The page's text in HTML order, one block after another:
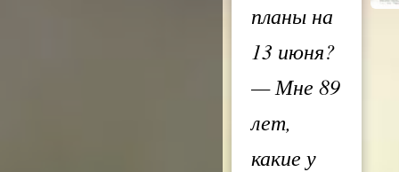
планы на
13 июня?
— Мне 89
лет,
какие у